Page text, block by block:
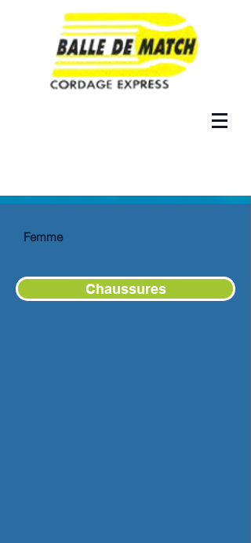
Chaussures
Femme